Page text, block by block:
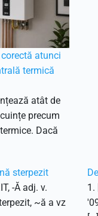
atunci
termică
atât de
precum
Dacă
sterpezit
-Ă adj. v.
~ă a vz
1.